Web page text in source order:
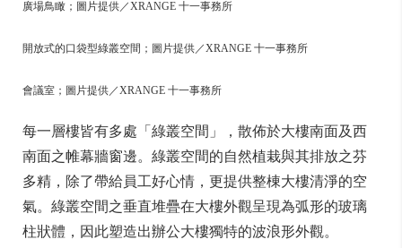
廣場鳥瞰；圖片提供／XRANGE 十一事務所
開放式的口袋型綠叢空間；圖片提供／XRANGE 十一事務所
會議室；圖片提供／XRANGE 十一事務所
每一層樓皆有多處「綠叢空間」，散佈於大樓南面及西
南面之帷幕牆窗邊。綠叢空間的自然植栽與其排放之芬
多精，除了帶給員工好心情，更提供整棟大樓清淨的空
氣。綠叢空間之垂直堆疊在大樓外觀呈現為弧形的玻璃
柱狀體，因此塑造出辦公大樓獨特的波浪形外觀。